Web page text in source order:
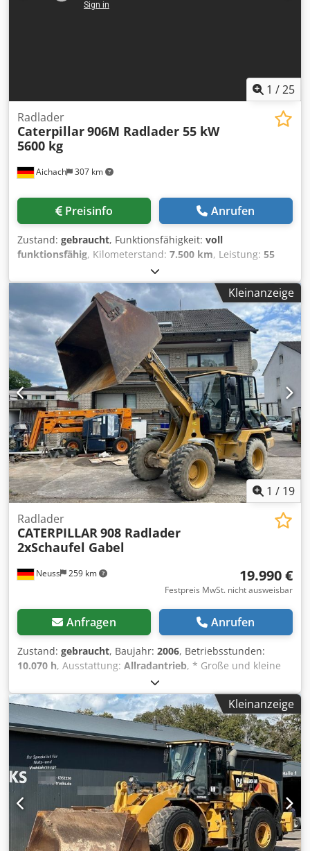
1 /25
Aichach 307 km
Radlader
Caterpillar906M Radlader 55 kW
5600 kg
Preisinfo Anrufen
Zustand: gebraucht, Funktionsfähigkeit: voll
funktionsfähig, Kilometerstand: 7.500 km, Leistung: 55
, Betriebsgewicht:
Schaufelbreite:1.850 mm, Baujahr:2016,
Betriebsstunden:2.500 h, Ausstattung:
Kabine,
Palettengabeln, Schnellwechselvorrichtung, Standard-
Schaufel, CAT 906M Radlader Baujahr 2016 Gabel +
Schaufel + Schnellwechsler 3 x hydraulischer Steuerkreis
Schaufelbreite: 185 cm Auskipphöhe: 3,10 m Bauhöhe: ca.
246 cm Chodpfx Aezidgqjndea
Kleinanzeige
1 / 19
Neuss 259 km
Radlader
CATERPILLAR 908 Radlader
2xSchaufel Gabel
19.990 €
Festpreis MwSt. nicht ausweisbar
Anfragen Anrufen
Zustand: gebraucht, Baujahr: 2006, Betriebsstunden:
10.070 h, Ausstattung: Allradantrieb, * Große und kleine
Schaufel + Gabel dabei Cedewnk Egepfx Andsha
Kleinanzeige